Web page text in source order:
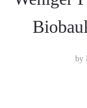
by